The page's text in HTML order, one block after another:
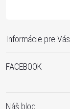
Informácie pre Vás
FACEBOOK
Náš blog